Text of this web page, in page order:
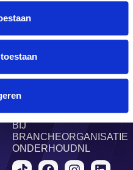
VAN
ZIJN
AANGESLOTEN
BIJ
BRANCHEORGANISATIE
ONDERHOUDNL